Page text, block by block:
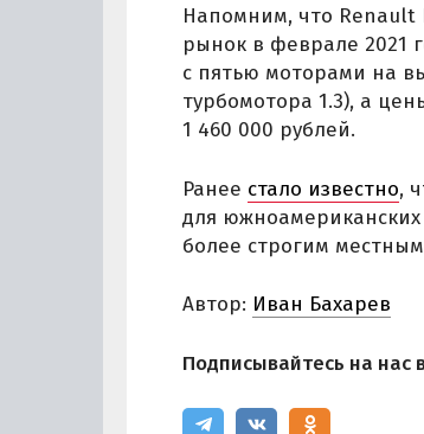
Напомним, что Renault
рынок в феврале 2021
с пятью моторами на
турбомотора 1.3), а
1 460 000 рублей.
Ранее стало известно,
для
более строгим
Автор: Иван Бахарев
Подписывайтесь на нас